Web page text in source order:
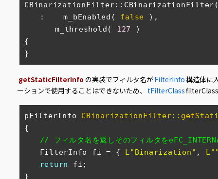
:    m_bEnabled( false ),
m_threshold( 127
)
{
}
getStaticFilterInfo の実装でフィルタ名がFilterInfo構造体に
ーションで使用することはできないため、 tFilterClass
pFilterInfo
{
// フィルタ名を返しそのフィルタを
FilterInfo fi = { L"Binarization" ,
return
fi;
}